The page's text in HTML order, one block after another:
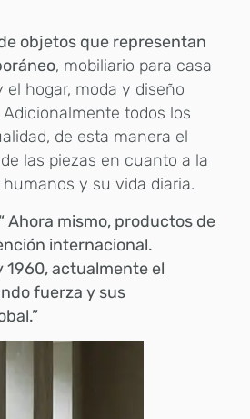
objetos que representan
, mobiliario para casa
hogar, moda y diseño
todos los
de esta manera el
las piezas en cuanto a la
y su vida diaria.
“ Ahora mismo, productos de
internacional.
1960, actualmente el
fuerza y sus